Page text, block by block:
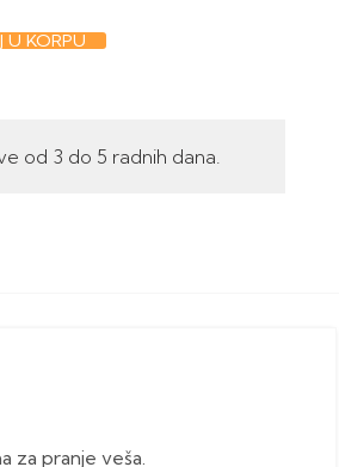
U KORPU
od 3 do 5 radnih dana.
za pranje veša.